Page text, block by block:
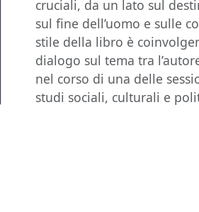
cruciali, da un lato sul
sul fine dell’uomo e sulle
stile della libro è
dialogo sul tema tra
nel corso di una delle
studi sociali, culturali e